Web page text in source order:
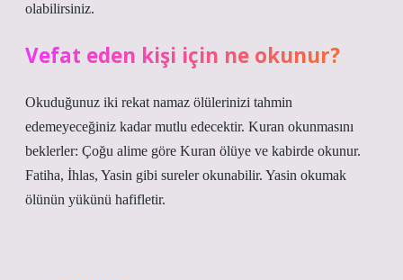
olabilirsiniz.
Vefat eden kişi için ne okunur?
Okuduğunuz iki rekat namaz ölülerinizi tahmin
edemeyeceğiniz kadar mutlu edecektir. Kuran okunmasını
beklerler: Çoğu alime göre Kuran ölüye ve kabirde okunur.
Fatiha, İhlas, Yasin gibi sureler okunabilir. Yasin okumak
ölünün yükünü hafifletir.